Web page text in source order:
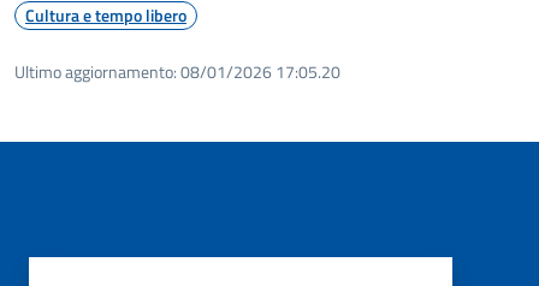
Cultura e tempo libero
Ultimo aggiornamento:08/01/2026 17:05.20